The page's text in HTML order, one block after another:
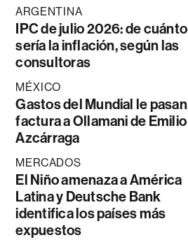
ARGENTINA
IPC de julio 2026: de cuánto
sería la inflación, según las
consultoras
MÉXICO
Gastos del Mundial le pasan
factura a Ollamani de Emilio
Azcárraga
MERCADOS
El Niño amenaza a América
Latina y Deutsche Bank
identifica los países más
expuestos